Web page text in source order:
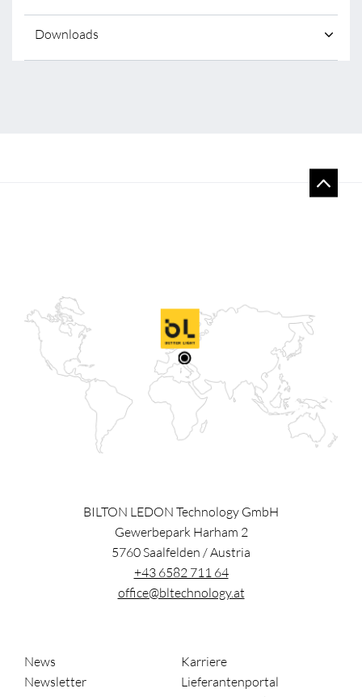
Downloads
BILTON LEDON Technology GmbH
Gewerbepark Harham 2
5760Saalfelden /Austria
+43 6582 711 64
office@bltechnology.at
News
Karriere
Newsletter
Lieferantenportal